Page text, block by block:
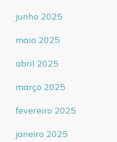
junho 2025
maio 2025
abril 2025
março 2025
fevereiro 2025
janeiro 2025